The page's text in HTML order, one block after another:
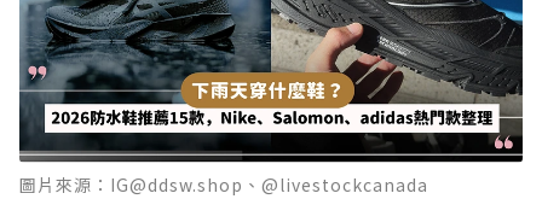
圖片來源：IG@ddsw.shop、@livestockcanada